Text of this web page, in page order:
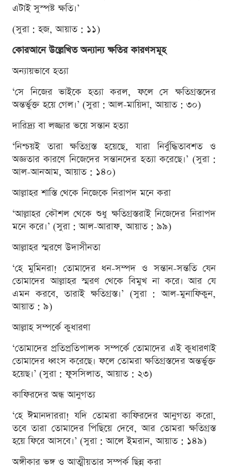
এটাই সুস্পষ্ট ক্ষতি।’
(সুরা : হজ, আয়াত : ১১)
কোরআনে উল্লেখিত অন্যান্য ক্ষতির কারণসমূহ
অন্যায়ভাবে হত্যা
‘সে নিজের ভাইকে হত্যা করল, ফলে সে ক্ষতিগ্রস্তদের
অন্তর্ভুক্ত হয়ে গেল।’ (সুরা : আল-মায়িদা, আয়াত : ৩০)
দারিদ্র্য বা লজ্জার ভয়ে সন্তান হত্যা
‘নিশ্চয়ই তারা ক্ষতিগ্রস্ত হয়েছে, যারা নির্বুদ্ধিতাবশত ও
অজ্ঞতার কারণে নিজেদের সন্তানদের হত্যা করেছে।’ (সুরা :
আল-আনআম, আয়াত : ১৪০)
আল্লাহর শাস্তি থেকে নিজেকে নিরাপদ মনে করা
‘আল্লাহর কৌশল থেকে শুধু ক্ষতিগ্রস্তরাই নিজেদের নিরাপদ
মনে করে।’ (সুরা : আল-আরাফ, আয়াত : ৯৯)
আল্লাহর স্মরণে উদাসীনতা
‘হে মুমিনরা! তোমাদের ধন-সম্পদ ও সন্তান-সন্ততি যেন
তোমাদের আল্লাহর স্মরণ থেকে বিমুখ না করে। আর যে
এমন করবে, তারাই ক্ষতিগ্রস্ত।’ (সুরা : আল-মুনাফিকুন,
আয়াত : ৯)
আল্লাহ সম্পর্কে কুধারণা
‘তোমাদের প্রতিপ্রতিপালক সম্পর্কে তোমাদের এই কুধারণাই
তোমাদের ধ্বংস করেছে। ফলে তোমরা ক্ষতিগ্রস্তদের অন্তর্ভুক্ত
হয়েছ।’ (সুরা : ফুসসিলাত, আয়াত : ২৩)
কাফিরদের অন্ধ আনুগত্য
‘হে ঈমানদাররা! যদি তোমরা কাফিরদের আনুগত্য করো,
তবে তারা তোমাদের পিছিয়ে দেবে, আর তোমরা ক্ষতিগ্রস্ত
হয়ে ফিরে আসবে।’ (সুরা : আলে ইমরান, আয়াত : ১৪৯)
অঙ্গীকার ভঙ্গ ও আত্মীয়তার সম্পর্ক ছিন্ন করা